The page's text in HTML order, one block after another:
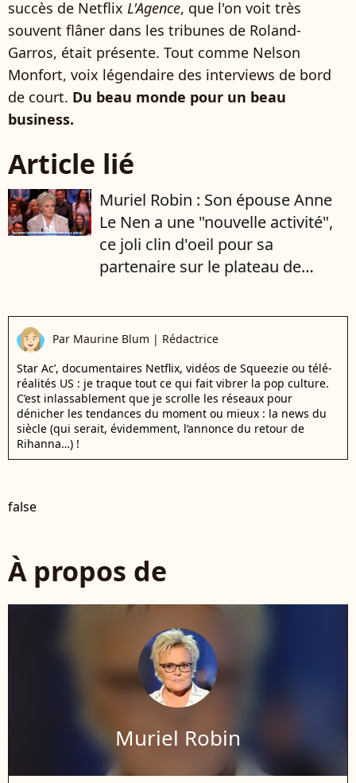
succès de Netflix L'Agence, que l'on voit très
souvent flâner dans les tribunes de Roland-
Garros, était présente. Tout comme Nelson
Monfort, voix légendaire des interviews de bord
de court. Du beau monde pour un beau
business.
Article lié
Muriel Robin : Son épouse Anne
Le Nen a une "nouvelle activité",
ce joli clin d'oeil pour sa
partenaire sur le plateau de
Par Maurine Blum | Rédactrice
Star Ac’, documentaires Netflix, vidéos de Squeezie ou télé-
réalités US : je traque tout ce qui fait vibrer la pop culture.
C’est inlassablement que je scrolle les réseaux pour
dénicher les tendances du moment ou mieux : la news du
siècle (qui serait, évidemment, l’annonce du retour de
Rihanna…) !
false
À propos de
Muriel Robin